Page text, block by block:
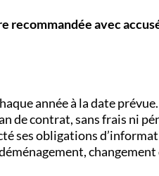
recommandée avec
année à la date prévue.
de contrat, sans frais ni
ses obligations